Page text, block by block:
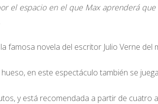
el espacio en el que Max aprenderá
famosa novela del escritor Julio Verne del
en este espectáculo también se
y está recomendada a partir de cuatro